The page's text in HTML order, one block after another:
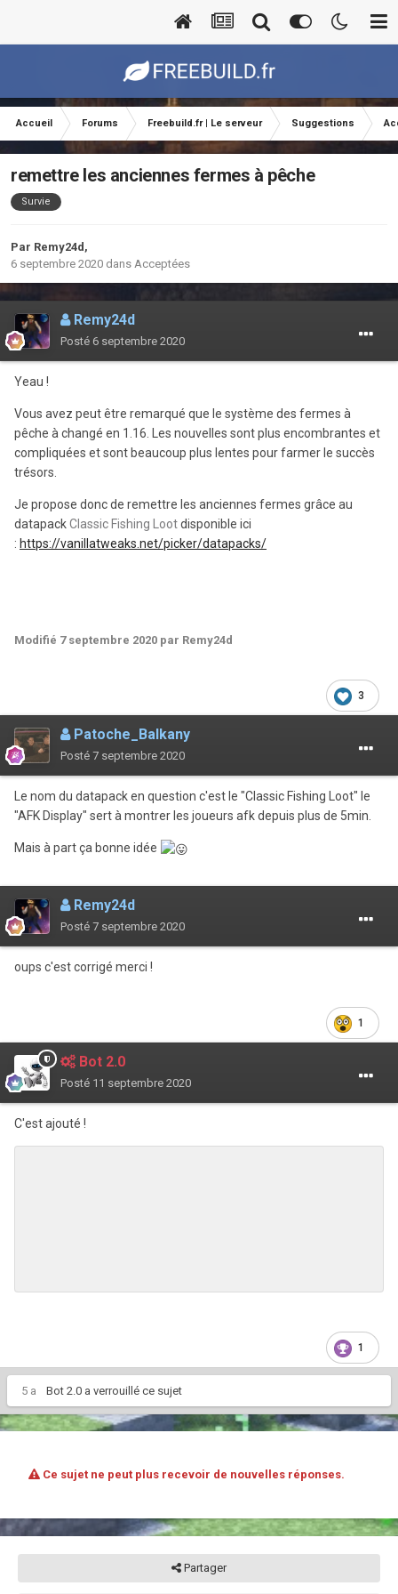
Accueil Forums Freebuild.fr | Le serveur Suggestions
remettre les anciennes fermes à pêche
Survie
Par Remy24d ,
6 septembre 2020 dans Acceptées
Remy24d
Posté 6 septembre 2020
Yeau !
Vous avez peut être remarqué que le système des fermes à
pêche à changé en 1.16. Les nouvelles sont plus encombrantes et
compliquées et sont beaucoup plus lentes pour farmer le succès
trésors.
Je propose donc de remettre les anciennes fermes grâce au
datapackClassic Fishing Lootdisponible ici
: https://vanillatweaks.net/picker/datapacks/
Modifié 7 septembre 2020 par Remy24d
3
Patoche_Balkany
Posté 7 septembre 2020
Le nom du datapack en question c'est le "Classic Fishing Loot" le
"AFK Display" sert à montrer les joueurs afk depuis plus de 5min.
Mais à part ça bonne idée
Remy24d
Posté 7 septembre 2020
oups c'est corrigé merci !
1
Bot 2.0
Posté 11 septembre 2020
C'est ajouté !
1
5 a Bot 2.0 a verrouillé ce sujet
Ce sujet ne peut plus recevoir de nouvelles réponses.
Partager